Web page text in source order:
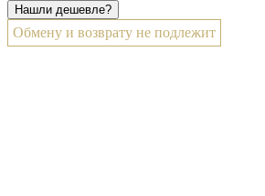
Обмену и возврату не подлежит